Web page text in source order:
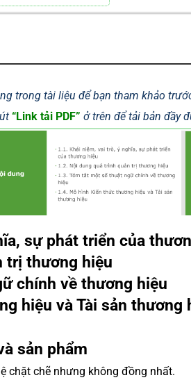
trong tài liệu để bạn tham khảo
“Link tải PDF” ở trên để tải bản đầy
sự phát triển của
trị thương hiệu
chính về thương hiệu
hiệu và Tài sản thương
sản phẩm
chặt chẽ nhưng không đồng nhất.